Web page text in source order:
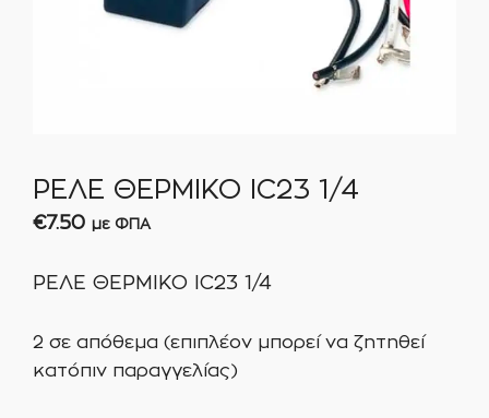
ΡΕΛΕ ΘΕΡΜΙΚΟ IC23 1/4
€7.50 με ΦΠΑ
ΡΕΛΕ ΘΕΡΜΙΚΟ IC23 1/4
2 σε απόθεμα (επιπλέον μπορεί να ζητηθεί
κατόπιν παραγγελίας)